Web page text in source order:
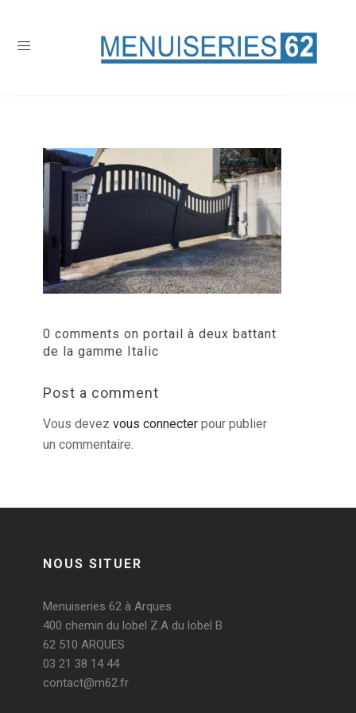
0 comments on portail à deux battant
de la gamme Italic
Post a comment
Vous devez vous connecter pour publier
un commentaire.
NOUS SITUER
Menuiseries 62 à Arques
400 chemin du lobel Z.A du lobel B
62 510 ARQUES
03 21 38 14 44
contact@m62.fr